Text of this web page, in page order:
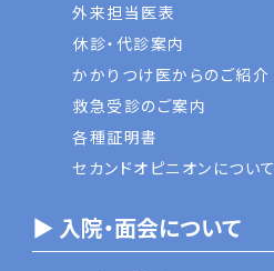
外来担当医表
休診・代診案内
かかりつけ医からのご紹介
救急受診のご案内
各種証明書
セカンドオピニオンについて
▶ 入院・面会について